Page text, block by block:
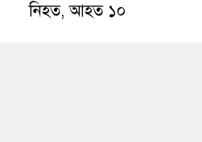
নিহত, আহত ১০